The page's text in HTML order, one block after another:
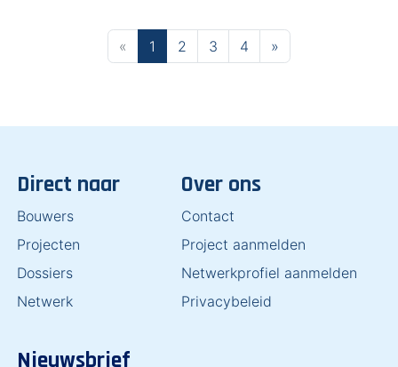
« 1 2 3 4 »
Direct naar
Bouwers
Projecten
Dossiers
Netwerk
Over ons
Contact
Project aanmelden
Netwerkprofiel aanmelden
Privacybeleid
Nieuwsbrief